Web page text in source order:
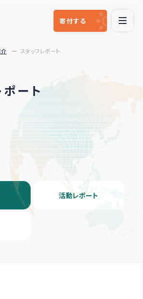
寄付する
スタッフレポート
ポート
活動レポート